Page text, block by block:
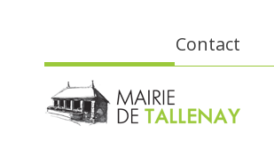
Contact